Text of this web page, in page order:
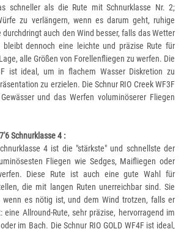
schneller als die Rute mit Schnurklasse Nr. 2;
zu verlängern, wenn es darum geht, ruhige
auch den Wind besser, falls das Wetter
bleibt dennoch eine leichte und präzise Rute für
alle Größen von Forellenfliegen zu werfen. Die
ist ideal, um in flachem Wasser Diskretion zu
zu erzielen. Die Schnur RIO Creek WF3F
und das Werfen voluminöserer Fliegen
Schnurklasse 4 :
4 ist die "stärkste" und schnellste der
Fliegen wie Sedges, Maifliegen oder
Diese Rute ist auch eine gute Wahl für
die mit langen Ruten unerreichbar sind. Sie
wenn es nötig ist, und dem Wind trotzen, falls er
Allround-Rute, sehr präzise, hervorragend im
im Bach. Die Schnur RIO GOLD WF4F ist ideal,